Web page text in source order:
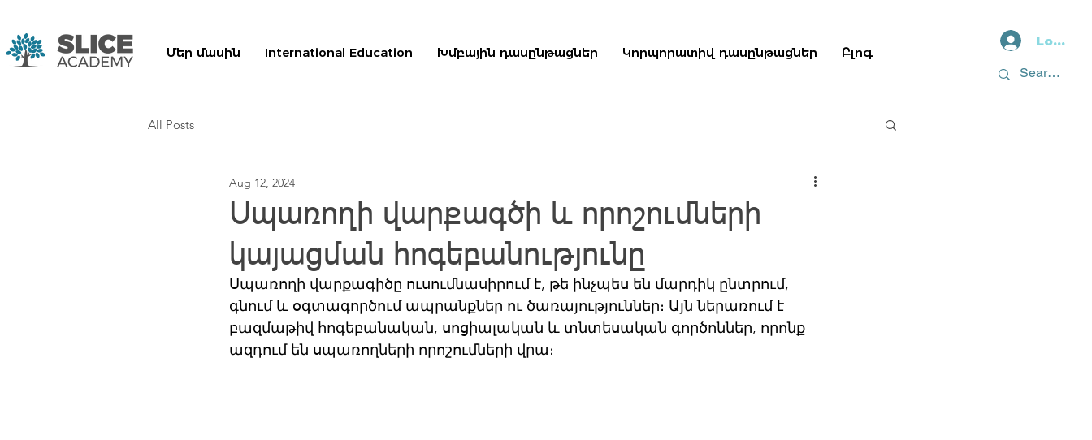
Մեր մասին International Education Խմբային դասընթացներ Կորպորատիվ դասընթացներ Բլոգ
Log In
All Posts
Սպառողի վարքագծի և որոշումների
կայացման հոգեբանությունը
Aug 12, 2024
Սպառողի վարքագիծը ուսումնասիրում է, թե ինչպես են մարդիկ ընտրում,
գնում և օգտագործում ապրանքներ ու ծառայություններ։ Այն ներառում է
բազմաթիվ հոգեբանական, սոցիալական և տնտեսական գործոններ, որոնք
ազդում են սպառողների որոշումների վրա։